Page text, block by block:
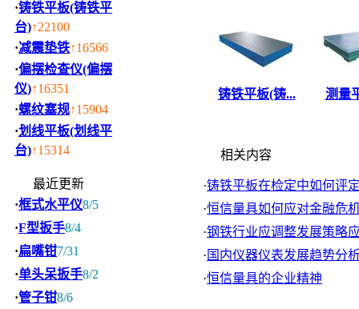
·铸铁平板(铸铁平
台)↑22100
·减震垫铁↑16566
·偏摆检查仪(偏摆
仪)↑16351
·螺纹塞规↑15904
·划线平板(划线平
台)↑15314
最近更新
·框式水平仪8/5
·F型扳手8/4
·扁嘴钳7/31
·单头呆扳手8/2
·管子钳8/6
铸铁平板(铸... 测量
相关内容
·铸铁平板在检定中如何评
·恒信量具如何应对金融危
·钢铁行业应调整发展策略
· 国内仪器仪表发展趋势分
·恒信量具的企业精神